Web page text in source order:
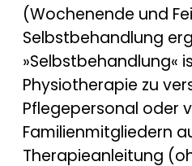
(Wochenende und
Selbstbehandlung
»Selbstbehandlung«
Physiotherapie zu
Pflegepersonal oder
Familienmitgliedern
Therapieanleitung